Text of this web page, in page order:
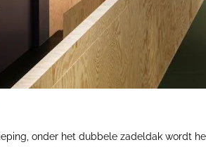
onder het dubbele zadeldak wordt